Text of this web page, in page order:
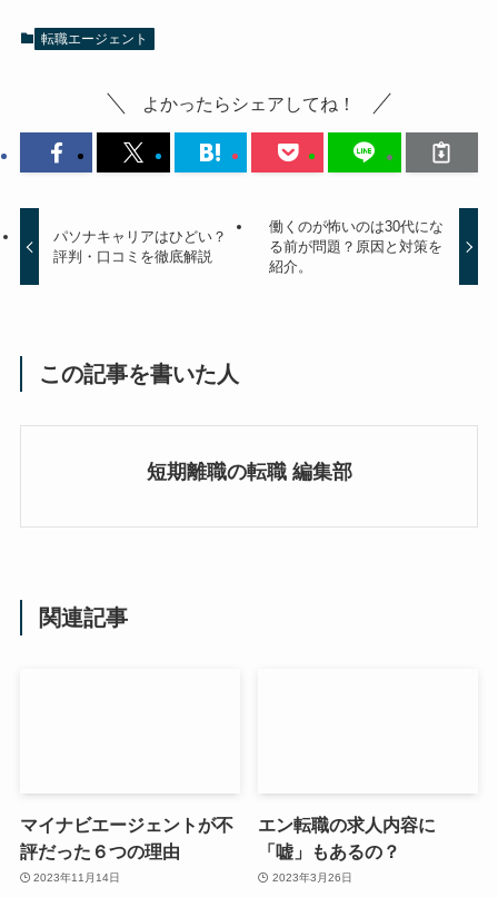
転職エージェント
よかったらシェアしてね！
パソナキャリアはひどい？
評判・口コミを徹底解説
働くのが怖いのは30代にな
る前が問題？原因と対策を
紹介。
この記事を書いた人
短期離職の転職 編集部
関連記事
マイナビエージェントが不
評だった６つの理由
2023年11月14日
エン転職の求人内容に
「嘘」もあるの？
2023年3月26日